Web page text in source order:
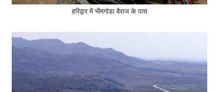
हरिद्वार में भीमगोडा बैराज के पास